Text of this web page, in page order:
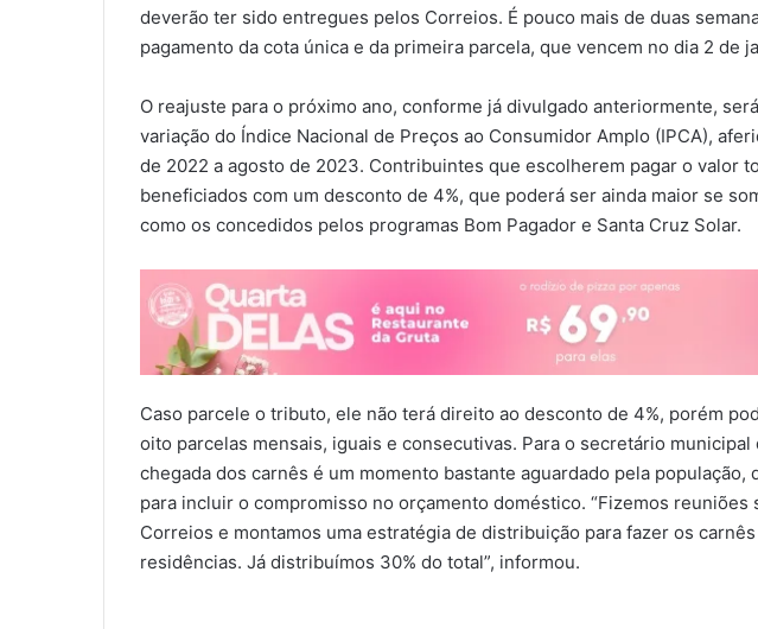
deverão ter sido entregues pelos Correios. É pouco mais de duas
pagamento da cota única e da primeira parcela, que vencem no dia 2 de
O reajuste para o próximo ano, conforme já divulgado anteriormente,
variação do Índice Nacional de Preços ao Consumidor Amplo (IPCA),
de 2022 a agosto de 2023. Contribuintes que escolherem pagar o valor
beneficiados com um desconto de 4%, que poderá ser ainda maior se
como os concedidos pelos programas Bom Pagador e Santa Cruz Solar.
Caso parcele o tributo, ele não terá direito ao desconto de 4%, porém
oito parcelas mensais, iguais e consecutivas. Para o secretário municipal
chegada dos carnês é um momento bastante aguardado pela população,
para incluir o compromisso no orçamento doméstico. “Fizemos reuniões
Correios e montamos uma estratégia de distribuição para fazer os
residências. Já distribuímos 30% do total”, informou.